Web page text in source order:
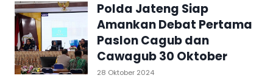
Polda Jateng Siap
Amankan Debat Pertama
Paslon Cagub dan
Cawagub 30 Oktober
28 Oktober 2024